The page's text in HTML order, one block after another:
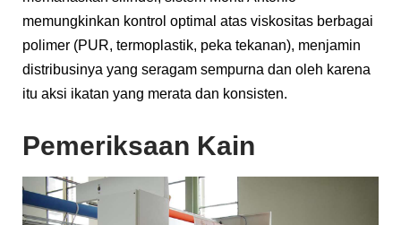
memungkinkan kontrol optimal atas viskositas berbagai
polimer (PUR, termoplastik, peka tekanan), menjamin
distribusinya yang seragam sempurna dan oleh karena
itu aksi ikatan yang merata dan konsisten.
Pemeriksaan Kain